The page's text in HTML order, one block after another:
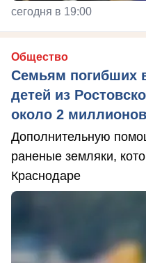
сегодня в 19:00
Общество
Семьям погибших
детей из
около 2
Дополнительную
раненые земляки,
Краснодаре